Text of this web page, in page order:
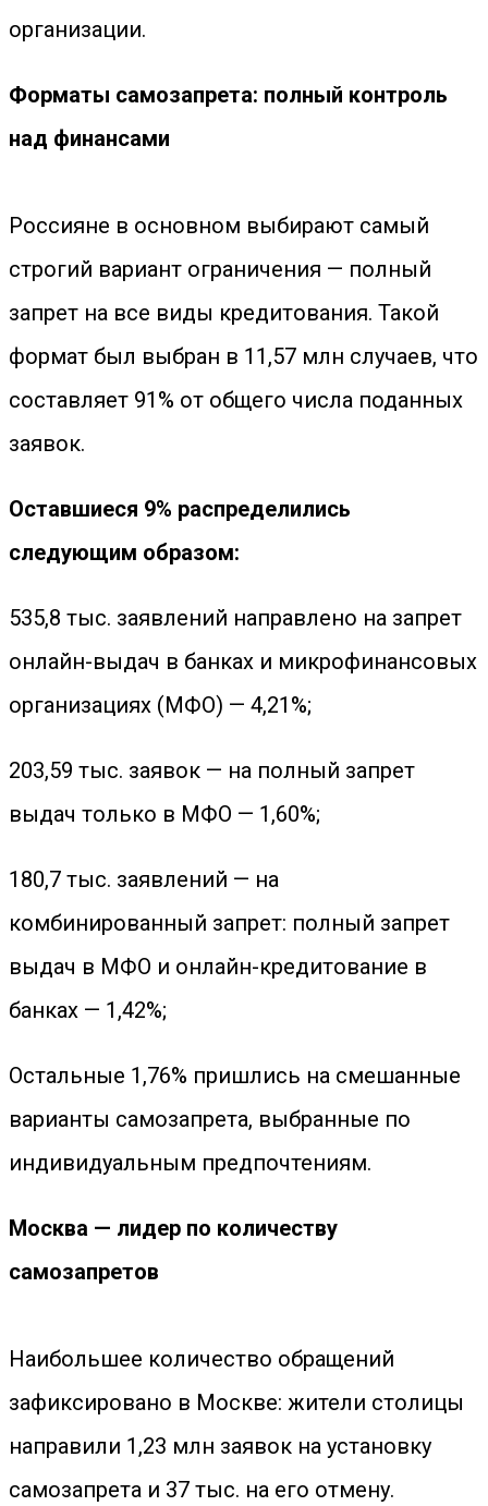
организации.
Форматы самозапрета: полный контроль
над финансами
Россияне в основном выбирают самый
строгий вариант ограничения — полный
запрет на все виды кредитования. Такой
формат был выбран в 11,57 млн случаев, что
составляет 91% от общего числа поданных
заявок.
Оставшиеся 9% распределились
следующим образом:
535,8 тыс. заявлений направлено на запрет
онлайн-выдач в банках и микрофинансовых
организациях (МФО) — 4,21%;
203,59 тыс. заявок — на полный запрет
выдач только в МФО — 1,60%;
180,7 тыс. заявлений — на
комбинированный запрет: полный запрет
выдач в МФО и онлайн-кредитование в
банках — 1,42%;
Остальные 1,76% пришлись на смешанные
варианты самозапрета, выбранные по
индивидуальным предпочтениям.
Москва — лидер по количеству
самозапретов
Наибольшее количество обращений
зафиксировано в Москве: жители столицы
направили 1,23 млн заявок на установку
самозапрета и 37 тыс. на его отмену.